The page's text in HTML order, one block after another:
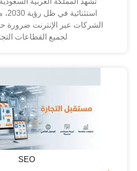
الشركات عبر الإنترنت ضرورة
لجميع القطاعات
SEO